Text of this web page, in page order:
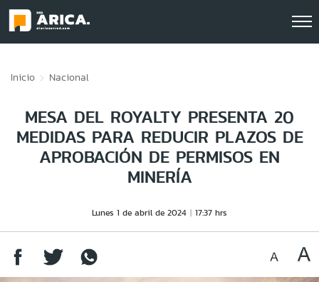
Inicio Nacional
MESA DEL ROYALTY PRESENTA 20
MEDIDAS PARA REDUCIR PLAZOS DE
APROBACIÓN DE PERMISOS EN
MINERÍA
Lunes 1 de abril de 2024 17:37 hrs